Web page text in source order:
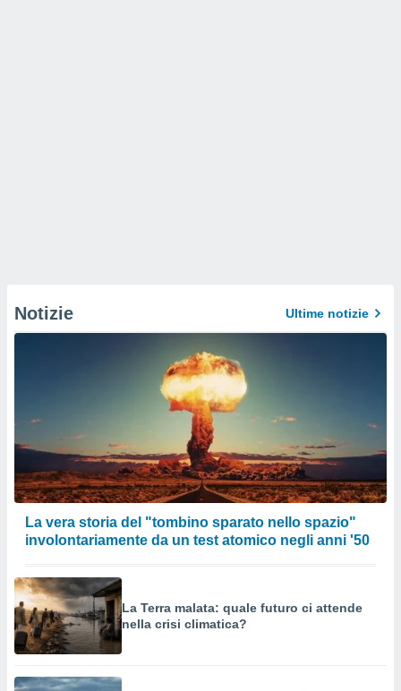
Notizie Ultime notizie
La vera storia del "tombino sparato nello spazio"
involontariamente da un test atomico negli anni '50
La Terra malata: quale futuro ci attende
nella crisi climatica?